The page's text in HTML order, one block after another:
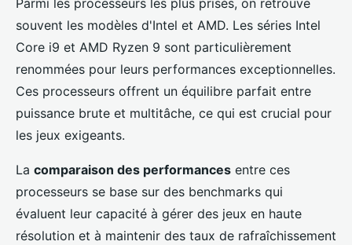
Parmi les processeurs les plus prisés, on retrouve
souvent les modèles d'Intel et AMD. Les séries Intel
Core i9 et AMD Ryzen 9 sont particulièrement
renommées pour leurs performances exceptionnelles.
Ces processeurs offrent un équilibre parfait entre
puissance brute et multitâche, ce qui est crucial pour
les jeux exigeants.
La comparaison des performances entre ces
processeurs se base sur des benchmarks qui
évaluent leur capacité à gérer des jeux en haute
résolution et à maintenir des taux de rafraîchissement